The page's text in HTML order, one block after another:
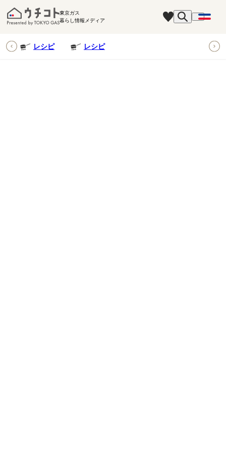
東京ガス
暮らし情報メディア
レシピ レシピ